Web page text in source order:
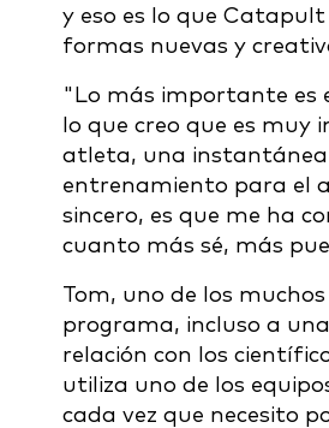
y eso es lo que
formas nuevas y
"Lo más importante es
lo que creo que es muy
atleta, una instantánea
entrenamiento para el
sincero, es que me ha
cuanto más sé, más
Tom, uno de los
programa, incluso a
relación con los
utiliza uno de los
cada vez que necesito